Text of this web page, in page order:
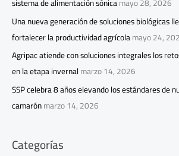
sistema de alimentación sónicamayo 28, 2026
Una nueva generación de soluciones biológicas
fortalecer la productividad agrícolamayo 24,
Agripac atiende con soluciones integrales los
en la etapa invernalmarzo 14, 2026
SSP celebra 8 años elevando los estándares de
camarónmarzo 14, 2026
Categorías